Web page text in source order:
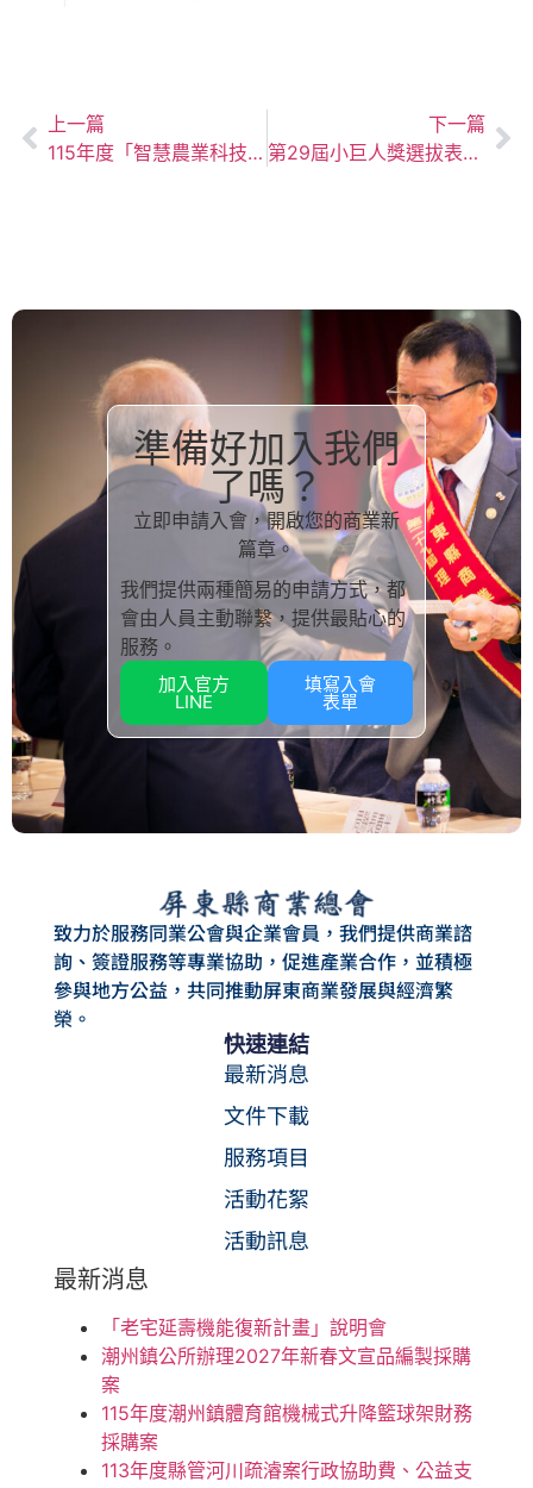
上一篇
115年度「智慧農業科技服務機構能量登錄」
下一篇
第29屆小巨人獎選拔表揚活動
準備好加入我們
了嗎？
立即申請入會，開啟您的商業新
篇章。
我們提供兩種簡易的申請方式，都
會由人員主動聯繫，提供最貼心的
服務。
加入官方
LINE
填寫入會
表單
致力於服務同業公會與企業會員，我們提供商業諮
詢、簽證服務等專業協助，促進產業合作，並積極
參與地方公益，共同推動屏東商業發展與經濟繁
榮。
快速連結
最新消息
文件下載
服務項目
活動花絮
活動訊息
最新消息
「老宅延壽機能復新計畫」說明會
潮州鎮公所辦理2027年新春文宣品編製採購
案
115年度潮州鎮體育館機械式升降籃球架財務
採購案
113年度縣管河川疏濬案行政協助費、公益支